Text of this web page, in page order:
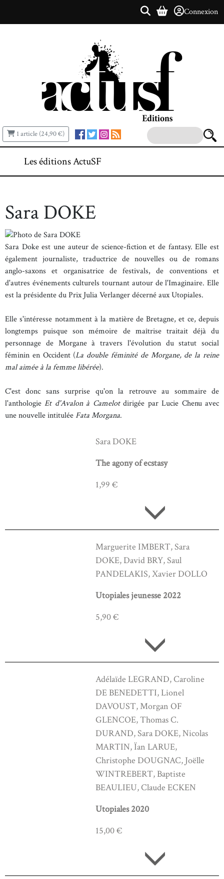
Connexion
1 article (24,90 €)
Les éditions ActuSF
Sara DOKE
Sara Doke est une auteur de science-fiction et de fantasy. Elle est
également journaliste, traductrice de nouvelles ou de romans
anglo-saxons et organisatrice de festivals, de conventions et
d'autres événements culturels tournant autour de l'Imaginaire. Elle
est la présidente du Prix Julia Verlanger décerné aux Utopiales.
Elle s'intéresse notamment à la matière de Bretagne, et ce, depuis
longtemps puisque son mémoire de maîtrise traitait déjà du
personnage de Morgane à travers l'évolution du statut social
féminin en Occident (La double féminité de Morgane, de la reine
mal aimée à la femme libérée).
C'est donc sans surprise qu'on la retrouve au sommaire de
l'anthologieEt d'Avalon à Camelotdirigée par Lucie Chenu avec
une nouvelle intituléeFata Morgana.
Sara DOKE
The agony of ecstasy
1,99 €
Marguerite IMBERT, Sara
DOKE, David BRY, Saul
PANDELAKIS, Xavier DOLLO
Utopiales jeunesse 2022
5,90 €
Adélaïde LEGRAND, Caroline
DE BENEDETTI, Lionel
DAVOUST, Morgan OF
GLENCOE, Thomas C.
DURAND, Sara DOKE, Nicolas
MARTIN, Ïan LARUE,
Christophe DOUGNAC, Joëlle
WINTREBERT, Baptiste
BEAULIEU, Claude ECKEN
Utopiales 2020
15,00 €